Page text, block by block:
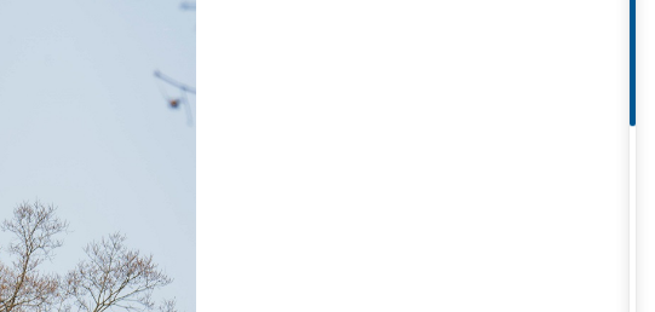
khắc bằng gỗ long não thơm, có hàng
Âm có bốn khuôn mặt được cho là đại
Đà ở Chiết Giang và Núi Ngũ Đài ở Sơn
Ở giữa ao có một khu vực hình bát giác
bắc qua mặt nước tạo nên một loại cảnh
trong ao. Người ta nói rằng những con